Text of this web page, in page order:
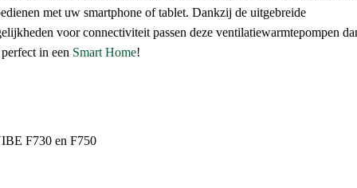
met uw smartphone of tablet. Dankzij de uitgebreide
voor connectiviteit passen deze ventilatiewarmtepompen
in een Smart Home!